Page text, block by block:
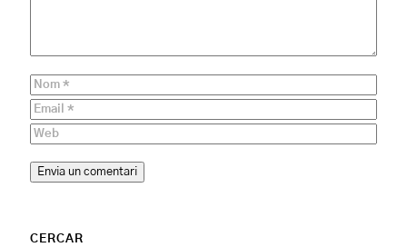
CERCAR